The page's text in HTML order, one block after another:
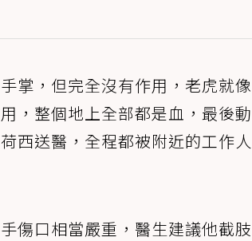
掌，但完全沒有作用，老虎就像
，整個地上全部都是血，最後動
西送醫，全程都被附近的工作人
傷口相當嚴重，醫生建議他截肢